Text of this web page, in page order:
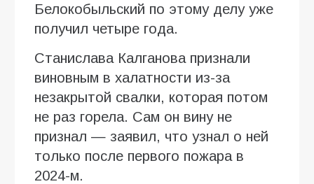
Белокобыльский по этому делу уже
получил четыре года.
Станислава Калганова признали
виновным в халатности из-за
незакрытой свалки, которая потом
не раз горела. Сам он вину не
признал — заявил, что узнал о ней
только после первого пожара в
2024-м.